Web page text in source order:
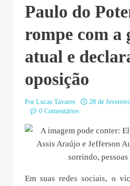
Paulo do
rompe com a
atual e
oposição
Por Lucas Tavares
28 de
0 Comentários
Em suas redes sociais, o